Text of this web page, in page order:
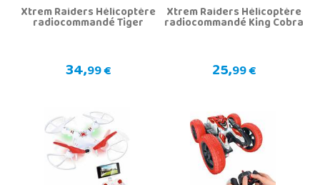
Xtrem Raiders Hélicoptère
radiocommandé Tiger
34,99 €
Xtrem Raiders Hélicoptère
radiocommandé King Cobra
25,99 €